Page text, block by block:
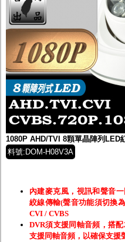
1080P AHD/TVI 8顆單晶陣列LED
料號:DOM-H08V3A
內建麥克風，視訊和聲音
絞線傳輸(聲音功能須切換
CVI / CVBS
DVR須支援同軸音頻，搭
支援同軸音頻，以確保支援